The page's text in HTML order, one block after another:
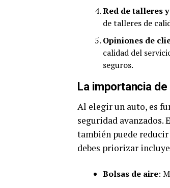
Red de talleres
de talleres de
Opiniones de
calidad del
seguros.
La importancia
Al elegir un auto, es
seguridad avanzados.
también puede
debes priorizar
Bolsas de aire: